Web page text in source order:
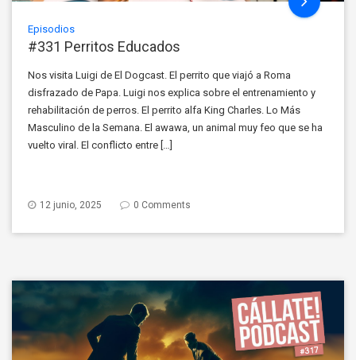
Episodios
#331 Perritos Educados
Nos visita Luigi de El Dogcast. El perrito que viajó a Roma
disfrazado de Papa. Luigi nos explica sobre el entrenamiento y
rehabilitación de perros. El perrito alfa King Charles. Lo Más
Masculino de la Semana. El awawa, un animal muy feo que se ha
vuelto viral. El conflicto entre […]
12 junio, 2025 0 Comments